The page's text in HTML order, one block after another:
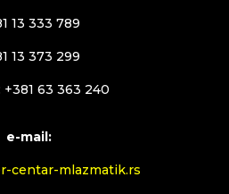
13 333 789
13 373 299
63 363 240
e-mail:
centar-mlazmatik.rs